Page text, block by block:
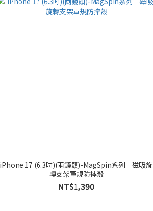
iPhone 17 (6.3吋)(兩鏡頭)-MagSpin系列｜磁吸旋
轉支架軍規防摔殼
NT$1,390